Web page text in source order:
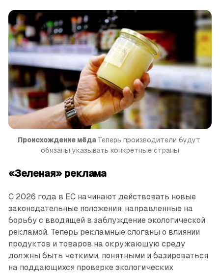
Происхождение мёда Теперь производители будут
обязаны указывать конкретные страны
«Зеленая» реклама
С 2026 года в ЕС начинают действовать новые
законодательные положения, направленные на
борьбу с вводящей в заблуждение экологической
рекламой. Теперь рекламные слоганы о влиянии
продуктов и товаров на окружающую среду
должны быть четкими, понятными и базироваться
на поддающихся проверке экологических